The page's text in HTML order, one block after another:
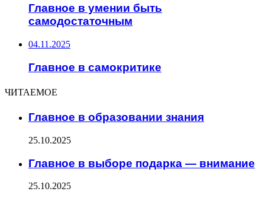
Главное в умении быть
самодостаточным
04.11.2025
Главное в самокритике
ЧИТАЕМОЕ
Главное в образовании знания
25.10.2025
Главное в выборе подарка — внимание
25.10.2025